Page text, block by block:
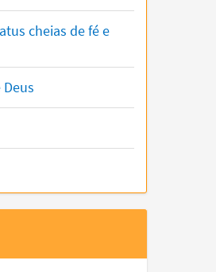
cheias de fé e